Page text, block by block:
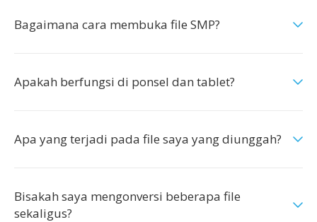
Bagaimana cara membuka file SMP?
Apakah berfungsi di ponsel dan tablet?
Apa yang terjadi pada file saya yang diunggah?
Bisakah saya mengonversi beberapa file
sekaligus?